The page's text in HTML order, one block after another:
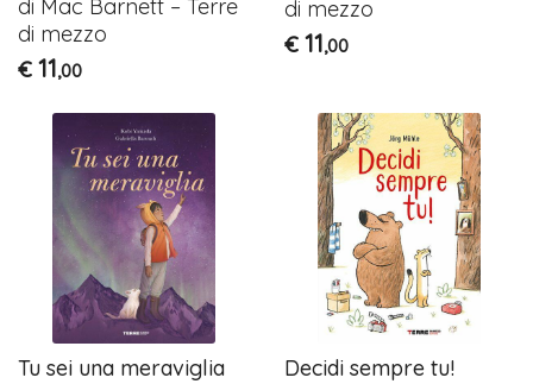
di Mac Barnett – Terre
di mezzo
€ 11,00
di mezzo
€ 11,00
Tu sei una meraviglia
Decidi sempre tu!